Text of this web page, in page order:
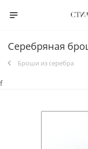
Серебряная
Броши из серебра
f